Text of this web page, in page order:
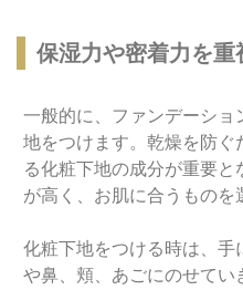
保湿力や密着力を
一般的に、ファンデーシ
地をつけます。乾燥を防ぐ
る化粧下地の成分が重要
が高く、お肌に合うものを
化粧下地をつける時は、手
や鼻、頬、あごにのせてい